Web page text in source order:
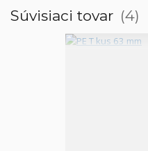
Súvisiaci tovar 4